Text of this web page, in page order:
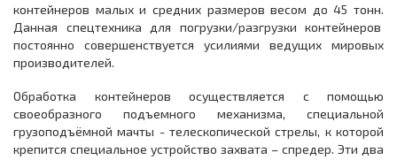
контейнеров малых и средних размеров весом до 45 тонн.
Данная спецтехника для погрузки/разгрузки контейнеров
постоянно совершенствуется усилиями ведущих мировых
производителей.
Обработка контейнеров осуществляется с помощью
своеобразного подъемного механизма, специальной
грузоподъёмной мачты - телескопической стрелы, к которой
крепится специальное устройство захвата – спредер. Эти два